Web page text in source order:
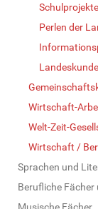
Schulprojekte
Perlen der
Wirtschaft-
Welt-Zeit-
Wirtschaft /
Sprachen und
Berufliche